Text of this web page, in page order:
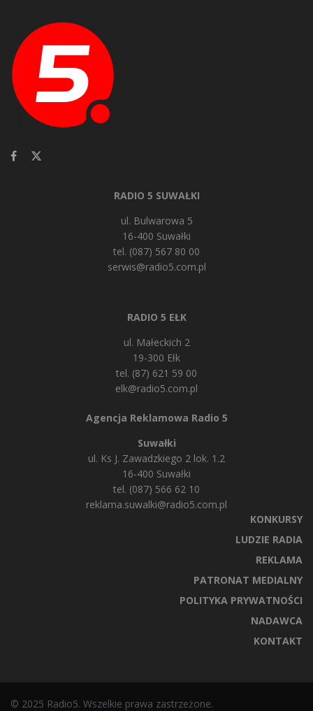
RADIO 5 SUWAŁKI
ul. Bulwarowa 5
16-400 Suwałki
tel. (087) 567 80 00
serwis@radio5.com.pl
RADIO 5 EŁK
ul. Małeckich 2
19-300 Ełk
tel. (87) 621 59 00
elk@radio5.com.pl
Agencja Reklamowa Radio 5
Suwałki
ul. Ks J. Zawadzkiego 2 lok. 1.2
16-400 Suwałki
tel. (087) 566 62 10
reklama.suwalki@radio5.com.pl
KONKURSY
LUDZIE RADIA
REKLAMA
PATRONAT MEDIALNY
POLITYKA PRYWATNOŚCI
NADAWCA
KONTAKT
© 2025 Radio5. Wszelkie prawa zastrzeżone.